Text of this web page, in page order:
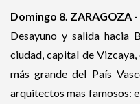
Domingo 8. ZARAGOZA -
Desayuno y salida hacia
ciudad, capital de
más grande del País
arquitectos mas famosos: